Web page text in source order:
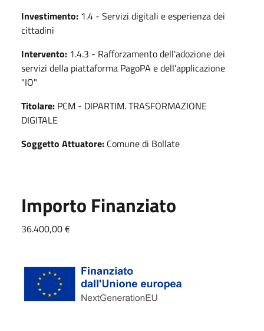
Investimento: 1.4 - Servizi digitali e esperienza dei
cittadini
Intervento: 1.4.3 - Rafforzamento dell'adozione dei
servizi della piattaforma PagoPA e dell'applicazione
"IO"
Titolare: PCM - DIPARTIM. TRASFORMAZIONE
DIGITALE
Soggetto Attuatore: Comune di Bollate
Importo Finanziato
36.400,00 €